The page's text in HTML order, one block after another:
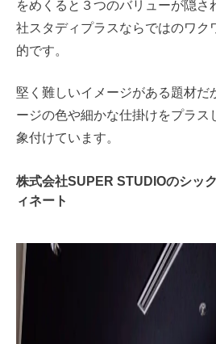
をめくると３つのバリューが隠さ
社スタディプラスならではのワク
的です。
堅く難しいイメージがある題材だ
ージの色や細かな仕掛けをプラス
象付けています。
株式会社SUPER STUDIOのシッ
ィネート